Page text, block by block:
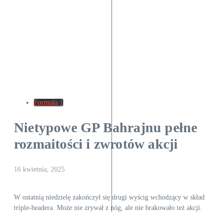
Formuła 1
Nietypowe GP Bahrajnu pełne
rozmaitości i zwrotów akcji
16 kwietnia, 2025
W ostatnią niedzielę zakończył się drugi wyścig wchodzący w skład
triple-headera. Może nie zrywał z nóg, ale nie brakowało też akcji.